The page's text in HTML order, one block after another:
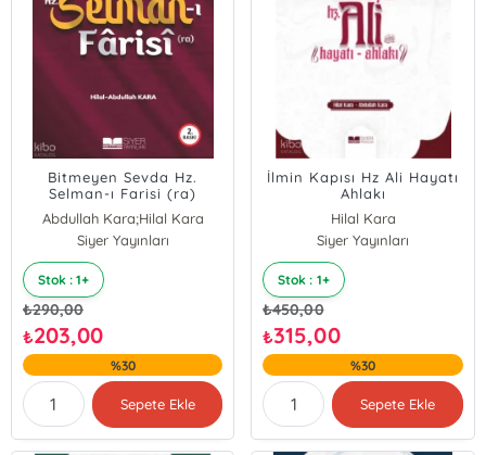
Bitmeyen Sevda Hz.
Selman-ı Farisi (ra)
Abdullah Kara;Hilal Kara
Siyer Yayınları
Stok : 1+
₺290,00
₺203,00
%30
Sepete Ekle
İlmin Kapısı Hz Ali Hayatı
Ahlakı
Hilal Kara
Abdullah Kara;Hilal Kara
Siyer Yayınları
Stok : 1+
₺450,00
₺315,00
%30
Sepete Ekle